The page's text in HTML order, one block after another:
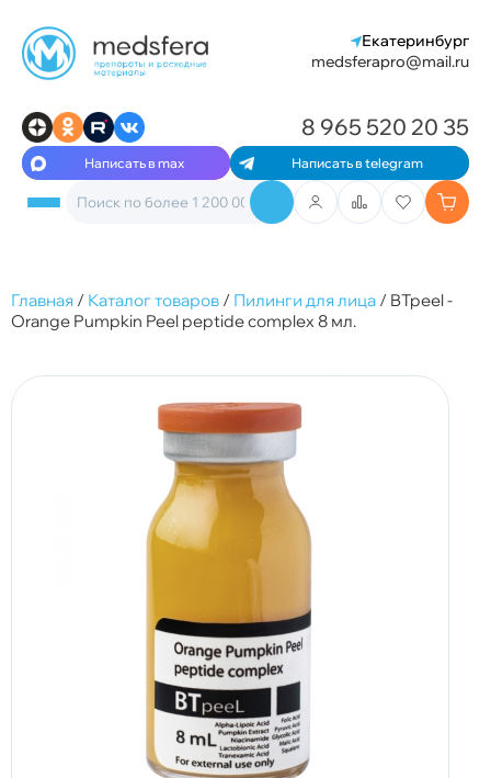
Екатеринбург
medsferapro@mail.ru
Написать в max Написать в telegram
8 965 520 20 35
Главная / Каталог товаров / Пилинги для лица / BTpeel -
Orange Pumpkin Peel peptide complex 8 мл.